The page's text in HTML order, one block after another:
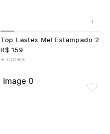
+
Top Lastex Mel Estampado 2
R$ 159
+ cores